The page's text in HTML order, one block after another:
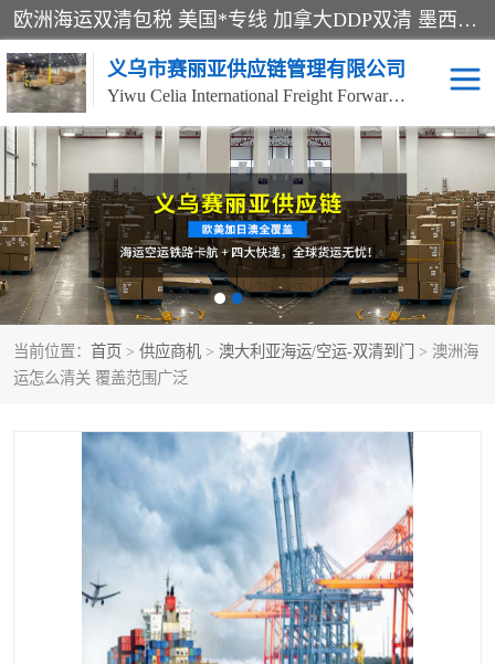
欧洲海运双清包税 美国*专线 加拿大DDP双清 墨西哥跨境空运 澳大利亚专线物流 跨境电商物流服务 国际快递到门服务 海运*渠道 一站式跨境物流解决方案 TikTok/SHEIN专线 电商平台FBA头程运输 国际铁路运输欧洲 UPS/DDHL/联邦快递跨境 美国双清到门物流 跨境*运输
义乌市赛丽亚供应链管理有限公司
Yiwu Celia International Freight Forwarding Co., Ltd
当前位置： 首页 > 供应商机 > 澳大利亚海运/空运-双清到门
> 澳洲海
运怎么清关 覆盖范围广泛
美森快船 欧洲卡航
加拿大海运/空运-双清到
门
澳大利亚海运/空运-双清
到门
墨西哥海运/空运-双清到
门